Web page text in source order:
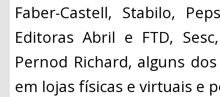
Faber-Castell, Stabilo,
Editoras Abril e FTD,
Pernod Richard, alguns
em lojas físicas e virtuais e